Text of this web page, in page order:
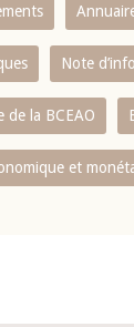
Note
de la BCEAO
et